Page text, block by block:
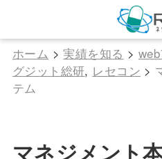
ホーム >実績を知る >
グジット総研, レセコン >
テム
マネジメント